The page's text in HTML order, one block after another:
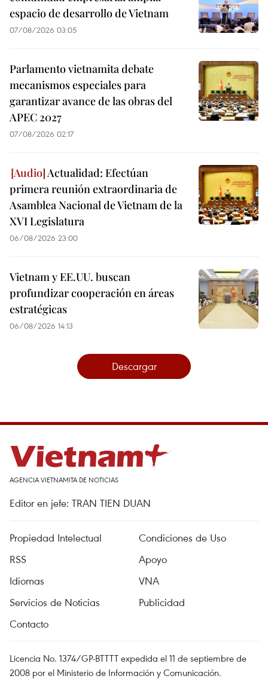
espacio de desarrollo de Vietnam
07/08/2026 03:05
Parlamento vietnamita debate
mecanismos especiales para
garantizar avance de las obras del
APEC 2027
07/08/2026 02:17
Actualidad: Efectúan
primera reunión extraordinaria de
Asamblea Nacional de Vietnam de la
XVI Legislatura
06/08/2026 23:00
Vietnam y EE.UU. buscan
profundizar cooperación en áreas
estratégicas
06/08/2026 14:13
Descargar
AGENCIA VIETNAMITA DE NOTICIAS
Editor en jefe: TRAN TIEN DUAN
Propiedad Intelectual
Condiciones de Uso
RSS
Apoyo
Idiomas
VNA
Servicios de Noticias
Publicidad
Contacto
Licencia No. 1374/GP-BTTTT expedida el 11 de septiembre de
2008 por el Ministerio de Información y Comunicación.